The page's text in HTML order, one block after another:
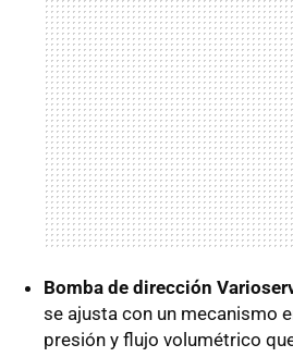
Bomba de dirección
se ajusta con un mecanismo
presión y flujo volumétrico